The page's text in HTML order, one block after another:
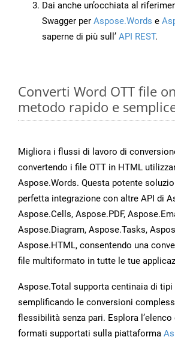
Dai anche un’occhiata al
Swagger per Aspose.Words e
saperne di più sull’ API REST.
Converti Word OTT file
metodo rapido e
Migliora i flussi di lavoro di
convertendo i file OTT in HTML
Aspose.Words. Questa potente
perfetta integrazione con altre API di
Aspose.Cells, Aspose.PDF,
Aspose.Diagram, Aspose.Tasks,
Aspose.HTML, consentendo una
file multiformato in tutte le tue
Aspose.Total supporta centinaia di tipi
semplificando le conversioni
flessibilità senza pari. Esplora
formati supportati sulla piattaforma